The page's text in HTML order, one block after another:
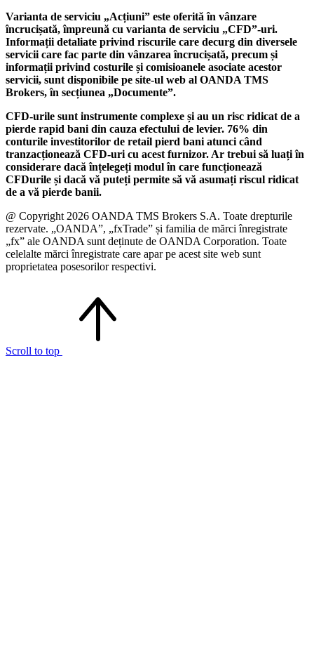
Varianta de serviciu „Acțiuni” este oferită în vânzare
încrucișată, împreună cu varianta de serviciu „CFD”-uri.
Informații detaliate privind riscurile care decurg din diversele
servicii care fac parte din vânzarea încrucișată, precum și
informații privind costurile și comisioanele asociate acestor
servicii, sunt disponibile pe site-ul web al OANDA TMS
Brokers, în secțiunea „Documente”.
CFD-urile sunt instrumente complexe și au un risc ridicat de a
pierde rapid bani din cauza efectului de levier. 76% din
conturile investitorilor de retail pierd bani atunci când
tranzacționează CFD-uri cu acest furnizor. Ar trebui să luați în
considerare dacă înțelegeți modul în care funcționează
CFDurile și dacă vă puteți permite să vă asumați riscul ridicat
de a vă pierde banii.
@ Copyright 2026 OANDA TMS Brokers S.A. Toate drepturile
rezervate. „OANDA”, „fxTrade” și familia de mărci înregistrate
„fx” ale OANDA sunt deținute de OANDA Corporation. Toate
celelalte mărci înregistrate care apar pe acest site web sunt
proprietatea posesorilor respectivi.
Scroll to top